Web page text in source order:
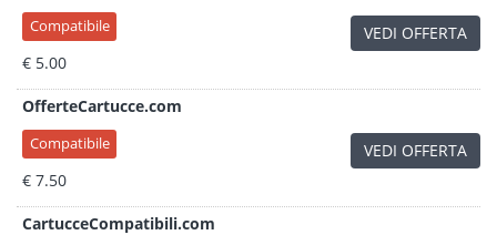
Compatibile
€ 5.00
VEDI OFFERTA
OfferteCartucce.com
Compatibile
€ 7.50
VEDI OFFERTA
CartucceCompatibili.com